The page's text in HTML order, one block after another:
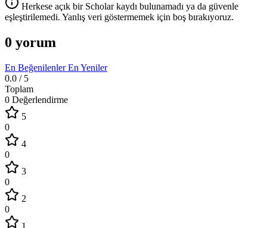
Herkese açık bir Scholar kaydı bulunamadı ya da güvenle
eşleştirilemedi. Yanlış veri göstermemek için boş bırakıyoruz.
0 yorum
En BeğenilenlerEn Yeniler
0.0 / 5
Toplam
0 Değerlendirme
5
0
4
0
3
0
2
0
1